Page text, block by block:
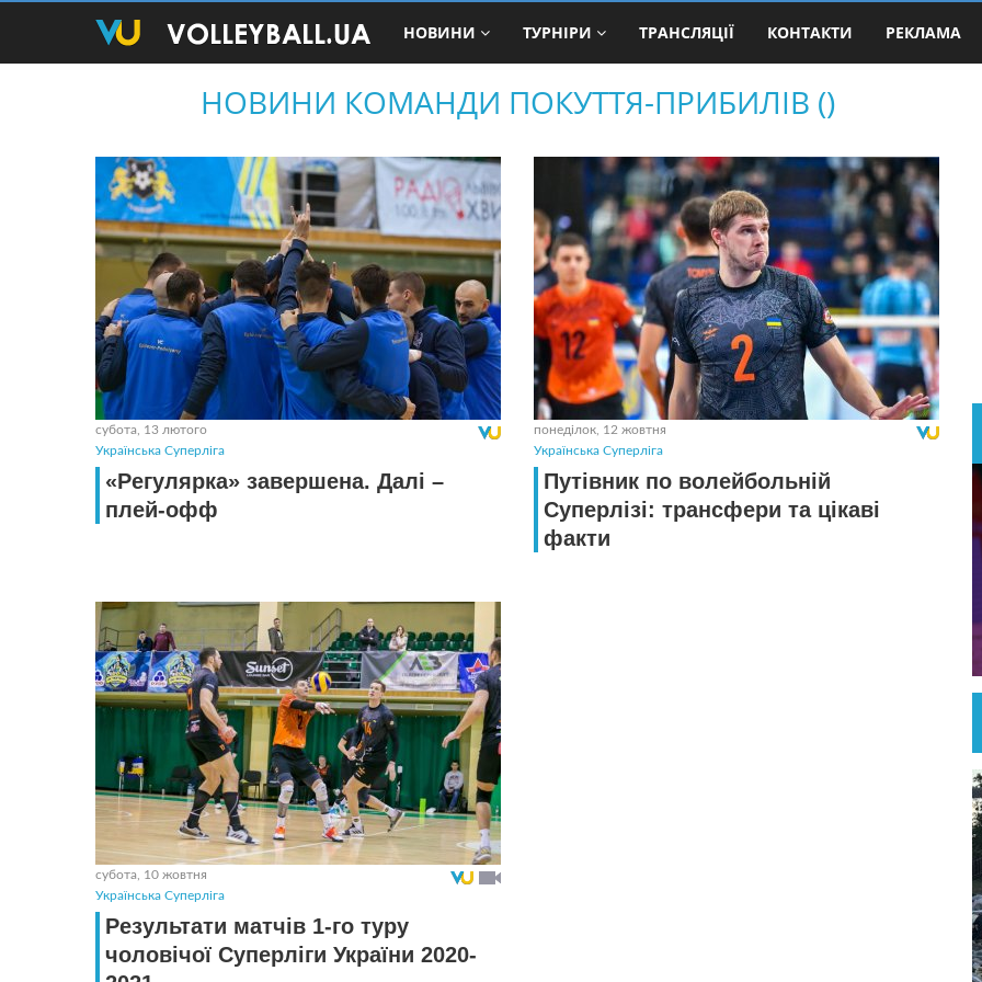
НОВИНИ ТУРНІРИ ТРАНСЛЯЦІЇ КОНТАКТИ РЕКЛАМА
НОВИНИ КОМАНДИ ПОКУТТЯ-ПРИБИЛІВ ()
субота, 13 лютого
Українська Суперліга
«Регулярка» завершена. Далі –
плей-офф
понеділок, 12 жовтня
Українська Суперліга
Путівник по волейбольній
Суперлізі: трансфери та цікаві
факти
субота, 10 жовтня
Українська Суперліга
Результати матчів 1-го туру
чоловічої Суперліги України 2020-